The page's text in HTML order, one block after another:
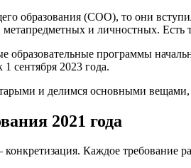
образования (СОО), то они
и личностных. Есть
образовательные программы
сентября 2023 года.
и делимся основными вещами,
2021 года
Каждое требование